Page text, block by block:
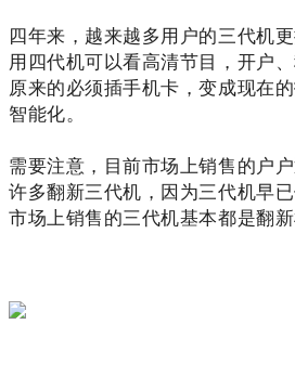
四年来，越来越多用户的三代机
用四代机可以看高清节目，开户
原来的必须插手机卡，变成现在
智能化。
需要注意，目前市场上销售的户
许多翻新三代机，因为三代机早
市场上销售的三代机基本都是翻新